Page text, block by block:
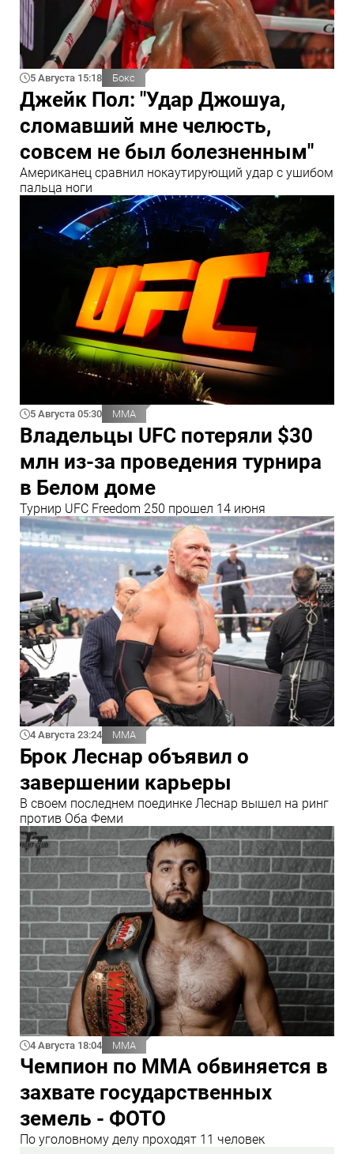
5 Августа 15:18 Бокс
Джейк Пол: "Удар Джошуа,
сломавший мне челюсть,
совсем не был болезненным"
Американец сравнил нокаутирующий удар с ушибом
пальца ноги
5 Августа 05:30 ММА
Владельцы UFC потеряли $30
млн из‑за проведения турнира
в Белом доме
Турнир UFC Freedom 250 прошел 14 июня
4 Августа 23:24 ММА
Брок Леснар объявил о
завершении карьеры
В своем последнем поединке Леснар вышел на ринг
против Оба Феми
4 Августа 18:04 ММА
Чемпион по ММА обвиняется в
захвате государственных
земель - ФОТО
По уголовному делу проходят 11 человек